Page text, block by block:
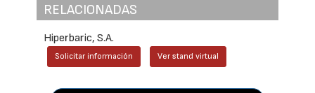
RELACIONADAS
Hiperbaric, S.A.
Solicitar información Ver stand virtual